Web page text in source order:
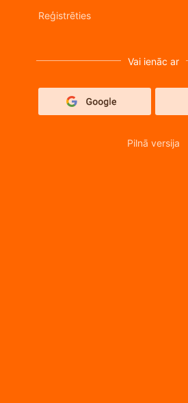
Reģistrēties
Vai ienāc ar
Pilnā versija